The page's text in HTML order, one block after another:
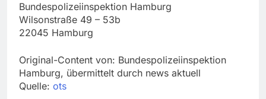
Bundespolizeiinspektion Hamburg
Wilsonstraße 49 – 53b
22045 Hamburg
Original-Content von: Bundespolizeiinspektion
Hamburg, übermittelt durch news aktuell
Quelle: ots